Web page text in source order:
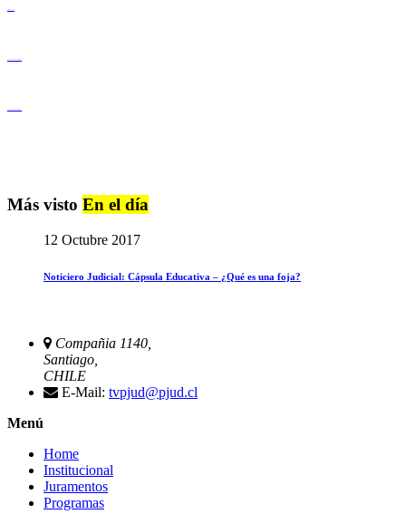
Más visto En el día
12 Octubre 2017
Noticiero Judicial: Cápsula Educativa – ¿Qué es una foja?
Compañia 1140,
Santiago,
CHILE
E-Mail: tvpjud@pjud.cl
Menú
Home
Institucional
Juramentos
Programas